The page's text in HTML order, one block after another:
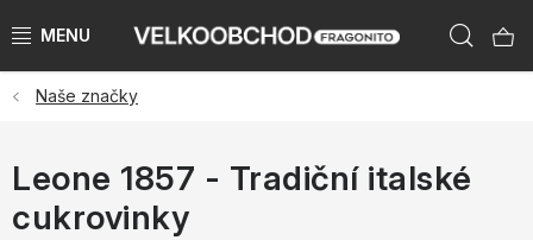
na
NAŠE ZNAČKY
PŘEDPRODEJ VÁNOCE 2026
NOVINKY 2026
Naše značky
Leone 1857 - Tradiční italské
cukrovinky